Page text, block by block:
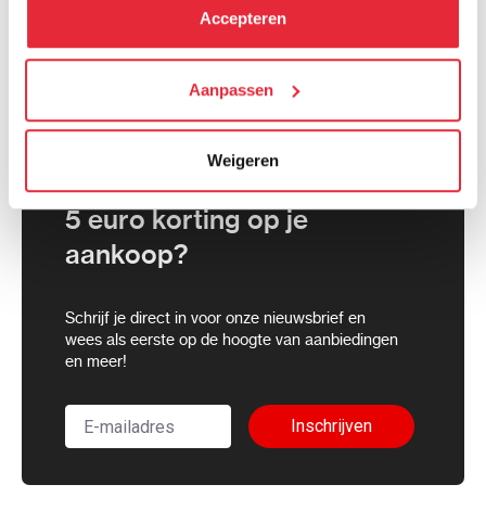
kunt alle cookies accepteren, alleen noodzakelijke
We werken samen met21 derden
die uw gegevens
kunnen ontvangen en verwerken.
Accepteren
Aanpassen
Weigeren
5 euro korting op je
aankoop?
Schrijf je direct in voor onze nieuwsbrief en
wees als eerste op de hoogte van aanbiedingen
en meer!
Inschrijven